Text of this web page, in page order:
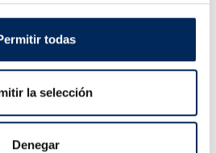
todas
la selección
Denegar
2 Têtes Pour Pare-Brise